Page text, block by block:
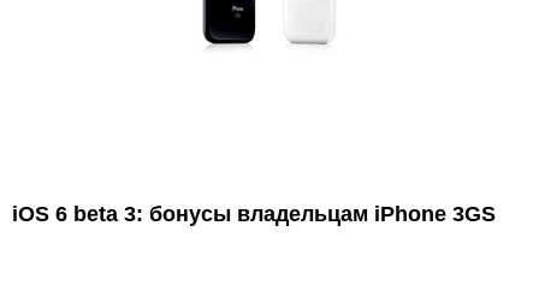
iOS 6 beta 3: бонусы владельцам iPhone 3GS